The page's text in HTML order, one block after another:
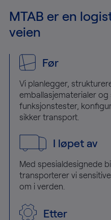
MTAB er en
veien
Før
Vi planlegger,
emballasjematerialer
funksjonstester,
sikker transport.
I løpet av
Med spesialdesignede
transporterer vi
om i verden.
Etter